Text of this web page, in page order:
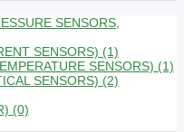
SENSORS,
SENSORS) (1)
SENSORS) (1)
SENSORS) (2)
(0)